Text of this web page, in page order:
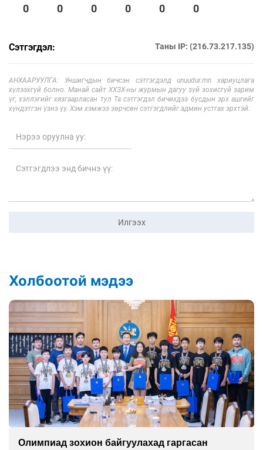
0 0 0 0 0 0
Сэтгэгдэл: Таны IP: (216.73.217.135)
АНХААРУУЛГА: Уншигчдын бичсэн сэтгэгдэлд unuudur.mn хариуцлага
хүлээхгүй болно. Манай сайт ХХЗХ-ны журмын дагуу зүй зохисгүй зарим
үг, хэллэгийг хязгаарласан тул Та сэтгэгдэл бичихдээ бусдын эрх ашгийг
хүндэтгэн үзнэ үү. Хэм хэмжээ зөрчсөн сэтгэгдлийг админ устгах эрхтэй.
Илгээх
Холбоотой мэдээ
Олимпиад зохион байгуулахад гаргасан